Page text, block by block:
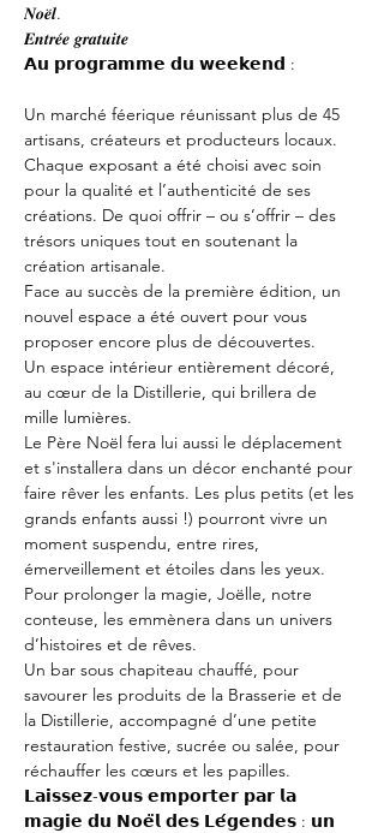
𝑵𝒐𝒆̈𝒍.
𝑬𝒏𝒕𝒓𝒆́𝒆 𝒈𝒓𝒂𝒕𝒖𝒊𝒕𝒆
𝗔𝘂 𝗽𝗿𝗼𝗴𝗿𝗮𝗺𝗺𝗲 𝗱𝘂 𝘄𝗲𝗲𝗸𝗲𝗻𝗱 :
Un marché féerique réunissant plus de 45
artisans, créateurs et producteurs locaux.
Chaque exposant a été choisi avec soin
pour la qualité et l’authenticité de ses
créations. De quoi offrir – ou s’offrir – des
trésors uniques tout en soutenant la
création artisanale.
Face au succès de la première édition, un
nouvel espace a été ouvert pour vous
proposer encore plus de découvertes.
Un espace intérieur entièrement décoré,
au cœur de la Distillerie, qui brillera de
mille lumières.
Le Père Noël fera lui aussi le déplacement
et s'installera dans un décor enchanté pour
faire rêver les enfants. Les plus petits (et les
grands enfants aussi !) pourront vivre un
moment suspendu, entre rires,
émerveillement et étoiles dans les yeux.
Pour prolonger la magie, Joëlle, notre
conteuse, les emmènera dans un univers
d’histoires et de rêves.
Un bar sous chapiteau chauffé, pour
savourer les produits de la Brasserie et de
la Distillerie, accompagné d’une petite
restauration festive, sucrée ou salée, pour
réchauffer les cœurs et les papilles.
𝗟𝗮𝗶𝘀𝘀𝗲𝘇-𝘃𝗼𝘂𝘀 𝗲𝗺𝗽𝗼𝗿𝘁𝗲𝗿 𝗽𝗮𝗿 𝗹𝗮
𝗺𝗮𝗴𝗶𝗲 𝗱𝘂 𝗡𝗼𝗲̈𝗹 𝗱𝗲𝘀 𝗟𝗲́𝗴𝗲𝗻𝗱𝗲𝘀 : 𝘂𝗻